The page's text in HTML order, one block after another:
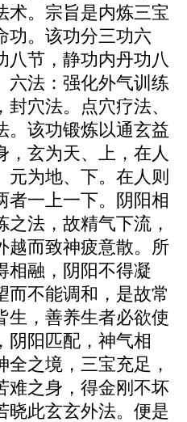
术。宗旨是内炼三宝
功。该功分三功六
八节，静功内丹功八
六法：强化外气训练
穴法。点穴疗法、
。该功锻炼以通玄益
，玄为天、上，在人
元为地、下。在人则
者一上一下。阴阳相
法，故精气下流，
越而致神疲意散。所
相融，阴阳不得凝
而不能调和，是故常
生，善养生者必欲使
阴阳匹配，神气相
之境，三宝充足，
难之身，得金刚不坏
晓此玄玄外法。便是